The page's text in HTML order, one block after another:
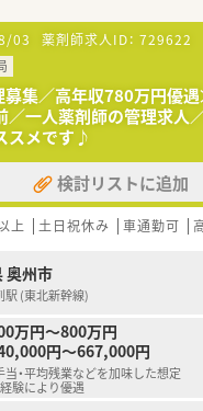
03 薬剤師求人ID： 729622
募集／高年収780万円
／一人薬剤師の管理求人
スメです♪
検討リストに追加
上 土日祝休み 車通勤可
奥州市
駅 (東北新幹線)
万円～800万円
円～667,000円
・平均残業などを加味した想定
験により優遇